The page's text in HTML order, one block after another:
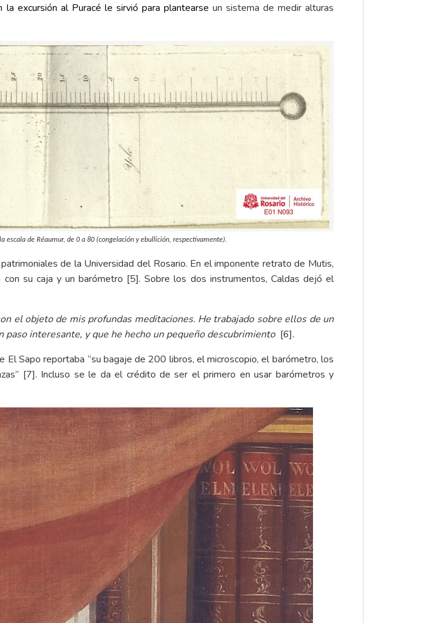
la excursión al Puracé le sirvió para plantearse un sistema de medir alturas
escala de Réaumur, de 0 a 80 (congelación y ebullición, respectivamente).
de la Universidad del Rosario. En el imponente retrato de Mutis,
su caja y un barómetro [5]. Sobre los dos instrumentos, Caldas dejó el
el objeto de mis profundas meditaciones. He trabajado sobre ellos de un
paso interesante, y que he hecho un pequeño descubrimiento [6].
Sapo reportaba “su bagaje de 200 libros, el microscopio, el barómetro, los
[7]. Incluso se le da el crédito de ser el primero en usar barómetros y